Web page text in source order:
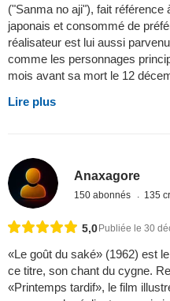
("Sanma no aji"), fait référence
japonais et consommé de
réalisateur est lui aussi
comme les personnages
mois avant sa mort le 12
Lire plus
Anaxagore
150 abonnés 135
5,0Publiée le 30
«Le goût du saké» (1962) est
ce titre, son chant du cygne.
«Printemps tardif», le film